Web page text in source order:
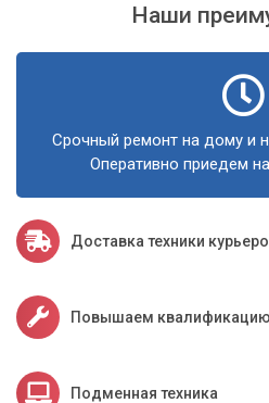
Наши
Срочный ремонт на дому и
Оперативно приедем
Доставка техники
Повышаем
Подменная техника